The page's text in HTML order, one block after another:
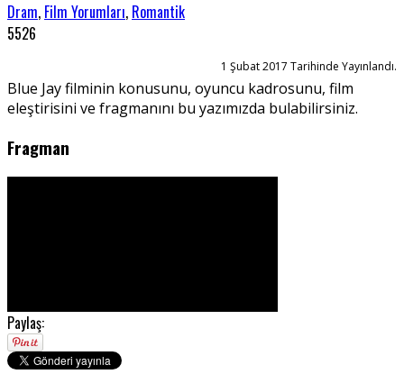
Dram, Film Yorumları, Romantik
5526
1 Şubat 2017 Tarihinde Yayınlandı.
Blue Jay filminin konusunu, oyuncu kadrosunu, film
eleştirisini ve fragmanını bu yazımızda bulabilirsiniz.
Fragman
Paylaş: